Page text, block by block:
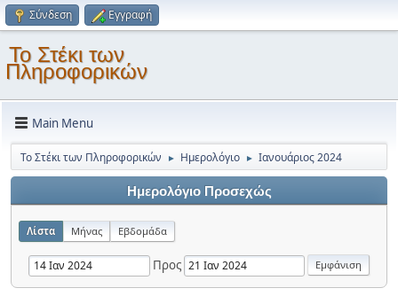
Σύνδεση Εγγραφή
Το Στέκι των
Πληροφορικών
Main Menu
Το Στέκι των Πληροφορικών ► Ημερολόγιο ► Ιανουάριος 2024
Ημερολόγιο Προσεχώς
Λίστα Μήνας Εβδομάδα
Προς